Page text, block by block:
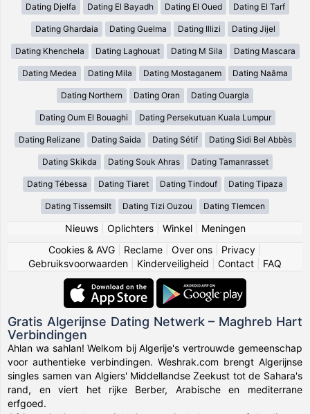
Dating Djelfa Dating El Bayadh Dating El Oued Dating El Tarf
Dating Ghardaia Dating Guelma Dating Illizi Dating Jijel
Dating Khenchela Dating Laghouat Dating M Sila Dating Mascara
Dating Medea Dating Mila Dating Mostaganem Dating Naâma
Dating Northern Dating Oran Dating Ouargla
Dating Oum El Bouaghi Dating Persekutuan Kuala Lumpur
Dating Relizane Dating Saida Dating Sétif Dating Sidi Bel Abbès
Dating Skikda Dating Souk Ahras Dating Tamanrasset
Dating Tébessa Dating Tiaret Dating Tindouf Dating Tipaza
Dating Tissemsilt Dating Tizi Ouzou Dating Tlemcen
Nieuws| Oplichters| Winkel| Meningen
Cookies & AVG
Reclame Over ons Privacy
Gebruiksvoorwaarden
Kinderveiligheid Contact FAQ
Gratis Algerijnse Dating Netwerk – Maghreb Hart
Verbindingen
Ahlan wa sahlan! Welkom bij Algerije's vertrouwde gemeenschap
voor authentieke verbindingen. Weshrak.com brengt Algerijnse
singles samen van Algiers' Middellandse Zeekust tot de Sahara's
rand, en viert het rijke Berber, Arabische en mediterrane
erfgoed.